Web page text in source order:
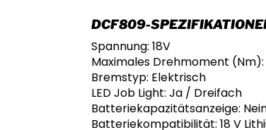
DCF809-
Spannung: 18V
Maximales Drehmoment (Nm):
Bremstyp: Elektrisch
LED Job Light: Ja / Dreifach
Batteriekapazitätsanzeige:
Batteriekompatibilität: 18 V